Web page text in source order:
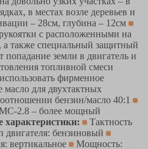
в местах возле деревьев и
– 28см, глубина – 12см
с расположенными на
а также специальный защитный
земли в двигатель и
топливной смеси
фирменное
масло для двухтактных
бензин/масло 40:1
2.8 – более мощный
характеристики:
Тактность
двигателя: бензиновый
вертикальное
Мощность: